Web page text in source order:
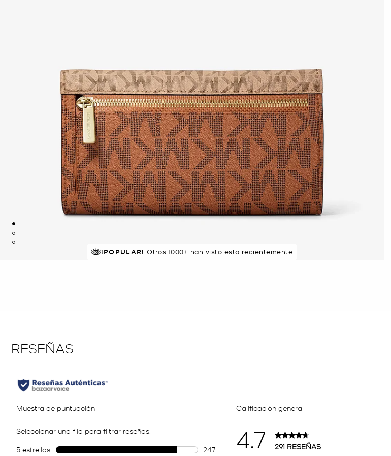
EN DEMANDA.19 comprados en 48 horas
¡POPULAR! Otros 1000+ han visto esto recientemente